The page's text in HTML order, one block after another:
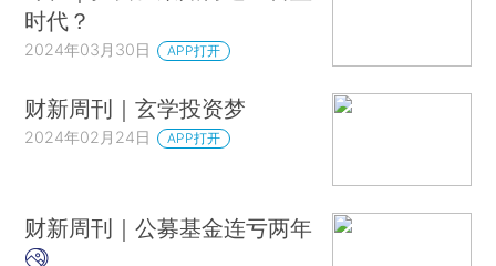
时代？
2024年03月30日 APP打开
财新周刊｜玄学投资梦
2024年02月24日 APP打开
财新周刊｜公募基金连亏两年